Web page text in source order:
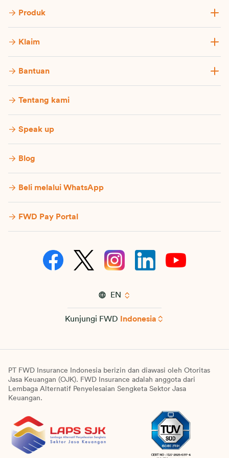
pemasar untuk melakukan Pemrosesan
Data Pribadi dalam rangka:
proses terkait dengan pemasaran,
penerimaan, seleksi risiko, pemeliharaan,
pengelolaan, pengoperasian, klaim,
b. memelihara, memroses dan mengelola
sehubungan dengan produk dan/atau
layanan FWD Insurance;
d. merancang dan mengembangkan
produk dan/atau layanan FWD Insurance;
e. mematuhi undang-undang dan
hukum lainnya baik yang berlaku di
Insurance menjalankan kegiatan
f. melakukan analisis data, pencocokan
data dan/atau penelitian yang dilakukan
oleh FWD Insurance dan/atau lembaga
lainnya; dan/atau
g. tujuan lain yang diberitahukan oleh
FWD Insurance dan/atau perwakilannya
Produk
Klaim
Bantuan
Tentang kami
Speak up
Blog
Beli melalui WhatsApp
FWD Pay Portal
EN
Kunjungi FWD Indonesia
PT FWD Insurance Indonesia berizin dan diawasi oleh Otoritas
Jasa Keuangan (OJK). FWD Insurance adalah anggota dari
Lembaga Alternatif Penyelesaian Sengketa Sektor Jasa
Keuangan.